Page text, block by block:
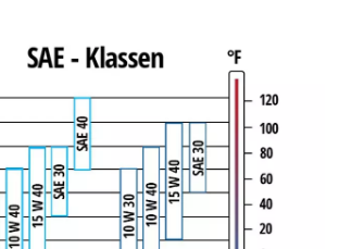
Wir benötigen deine Zustimmung, um
Google Maps laden zu können!
This content is not permitted to load due
to trackers that are not disclosed to the